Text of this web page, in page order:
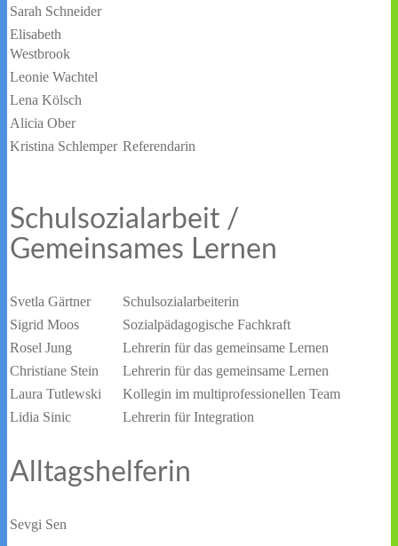
Sarah Schneider
Elisabeth
Westbrook
Leonie Wachtel
Lena Kölsch
Alicia Ober
Kristina Schlemper Referendarin
Schulsozialarbeit /
Gemeinsames Lernen
Svetla Gärtner
Schulsozialarbeiterin
Sigrid Moos
Sozialpädagogische Fachkraft
Rosel Jung
Lehrerin für das gemeinsame Lernen
Christiane Stein
Lehrerin für das gemeinsame Lernen
Laura Tutlewski
Kollegin im multiprofessionellen Team
Lidia Sinic
Lehrerin für Integration
Alltagshelferin
Sevgi Sen